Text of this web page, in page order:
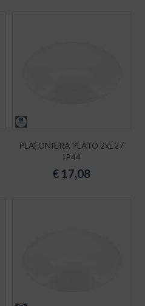
PLAFONIERA PLATO 2xE27
IP44
€ 17,08